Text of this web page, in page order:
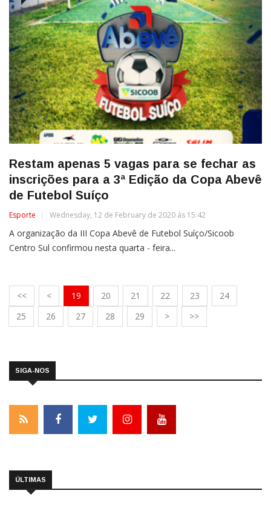
Restam apenas 5 vagas para se fechar as
inscrições para a 3ª Edição da Copa Abevê
de Futebol Suíço
Esporte Wednesday, 12 de February de 2020 às 15:42
A organização da III Copa Abevê de Futebol Suíço/Sicoob
Centro Sul confirmou nesta quarta - feira...
<< < 19 20 21 22 23
24
25
26 27 28 29 > >>
SIGA-NOS
ÚLTIMAS